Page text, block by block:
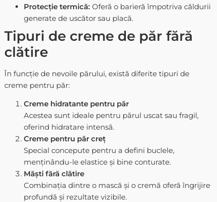
Protecție termică: Oferă o barieră împotriva căldurii
generate de uscător sau placă.
Tipuri de creme de păr fără
clătire
În funcție de nevoile părului, există diferite tipuri de
creme pentru păr:
Creme hidratante pentru păr
Acestea sunt ideale pentru părul uscat sau fragil,
oferind hidratare intensă.
Creme pentru păr creț
Special concepute pentru a defini buclele,
menținându-le elastice și bine conturate.
Măști fără clătire
Combinația dintre o mască și o cremă oferă îngrijire
profundă și rezultate vizibile.